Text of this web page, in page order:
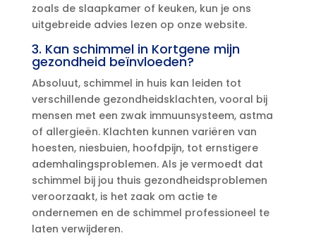
zoals de slaapkamer of keuken, kun je ons
uitgebreide advies lezen op onze website.​
3.​ Kan schimmel in Kortgene mijn
gezondheid beïnvloeden?
Absoluut, schimmel in huis kan leiden tot
verschillende gezondheidsklachten, vooral bij
mensen met een zwak immuunsysteem, astma
of allergieën.​ Klachten kunnen variëren van
hoesten, niesbuien, hoofdpijn, tot ernstigere
ademhalingsproblemen.​ Als je vermoedt dat
schimmel bij jou thuis gezondheidsproblemen
veroorzaakt, is het zaak om actie te
ondernemen en de schimmel professioneel te
laten verwijderen.​